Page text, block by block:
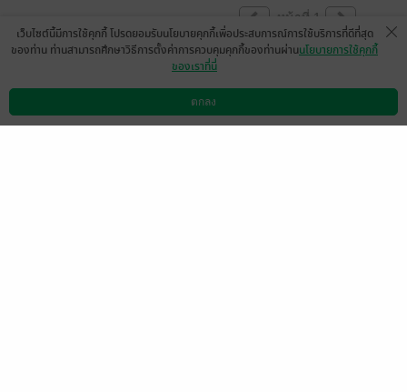
หน้าที่ 1
ดาวน์โหลดแอป วิธีการใช้งาน ติดต่อเรา
เว็บไซต์นี้มีการใช้คุกกี้ โปรดยอมรับนโยบายคุกกี้เพื่อประสบการณ์การใช้บริการที่ดีที่สุด
ของท่าน ท่านสามารถศึกษาวิธีการตั้งค่าการควบคุมคุกกี้ของท่านผ่านนโยบายการใช้คุกกี้
ของเราที่นี่
ตกลง